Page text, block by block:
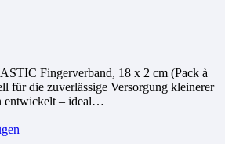
Fingerverband, 18 x 2 cm (Pack à
für die zuverlässige Versorgung kleinerer
entwickelt – ideal…